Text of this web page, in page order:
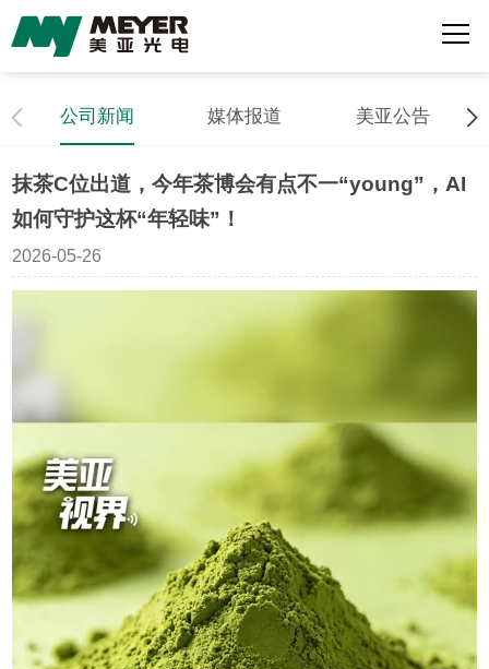
公司新闻 媒体报道 美亚公告
抹茶C位出道，今年茶博会有点不一“young”，AI
如何守护这杯“年轻味”！
2026-05-26